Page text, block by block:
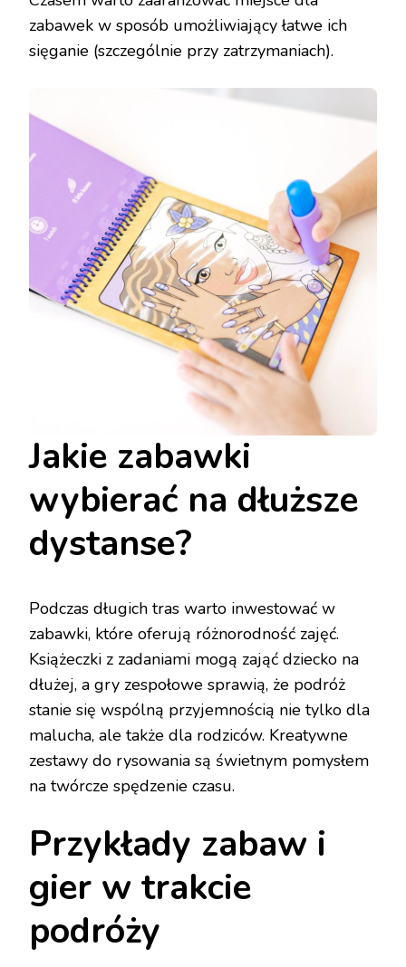
zabawek w sposób umożliwiający łatwe ich
sięganie (szczególnie przy zatrzymaniach).
Jakie zabawki
wybierać na dłuższe
dystanse?
Podczas długich tras warto inwestować w
zabawki, które oferują różnorodność zajęć.
Książeczki z zadaniami mogą zająć dziecko na
dłużej, a gry zespołowe sprawią, że podróż
stanie się wspólną przyjemnością nie tylko dla
malucha, ale także dla rodziców. Kreatywne
zestawy do rysowania są świetnym pomysłem
na twórcze spędzenie czasu.
Przykłady zabaw i
gier w trakcie
podróży